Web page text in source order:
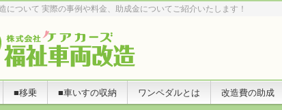
について 実際の事例や料金、助成金についてご紹介いたします！
■移乗 ■車いすの収納 ワンペダルとは 改造費の助成